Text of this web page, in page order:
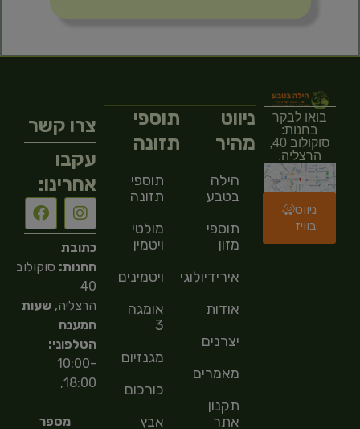
בואו לבקר
בחנות:
סוקולוב 40,
הרצליה.
ניווט
בוויז
ניווט
מהיר
הילה
בטבע
תוספי
מזון
אירידיולוגיה
אודות
יצרנים
מאמרים
תקנון
אתר
תוספי
תזונה
תוספי
תזונה
מולטי
ויטמין
ויטמינים
אומגה
3
מגנזיום
כורכום
אבץ
צרו קשר
עקבו
אחרינו:
כתובת
החנות: סוקולוב
40
הרצליה,שעות
המענה
הטלפוני:
10:00-
18:00,
מספר